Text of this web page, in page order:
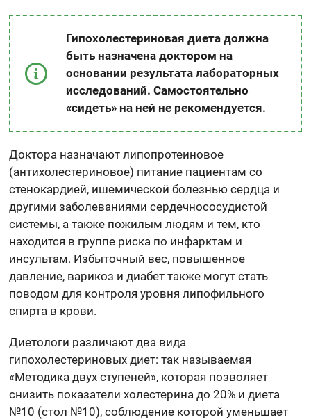
Гипохолестериновая диета должна
быть назначена доктором на
основании результата лабораторных
исследований. Самостоятельно
«сидеть» на ней не рекомендуется.
Доктора назначают липопротеиновое
(антихолестериновое) питание пациентам со
стенокардией, ишемической болезнью сердца и
другими заболеваниями сердечнососудистой
системы, а также пожилым людям и тем, кто
находится в группе риска по инфарктам и
инсультам. Избыточный вес, повышенное
давление, варикоз и диабет также могут стать
поводом для контроля уровня липофильного
спирта в крови.
Диетологи различают два вида
гипохолестериновых диет: так называемая
«Методика двух ступеней», которая позволяет
снизить показатели холестерина до 20% и диета
№10 (стол №10), соблюдение которой уменьшает